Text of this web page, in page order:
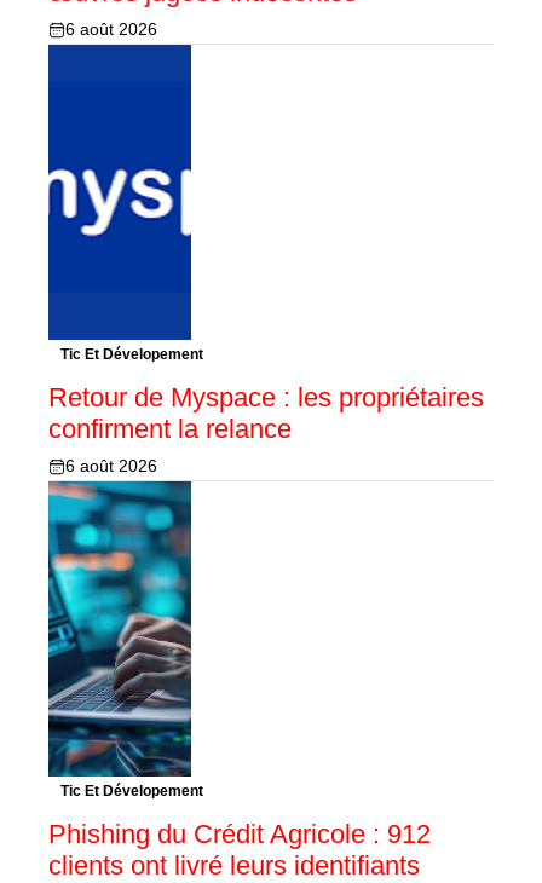
6 août 2026
Tic Et Dévelopement
Retour de Myspace : les propriétaires
confirment la relance
6 août 2026
Tic Et Dévelopement
Phishing du Crédit Agricole : 912
clients ont livré leurs identifiants